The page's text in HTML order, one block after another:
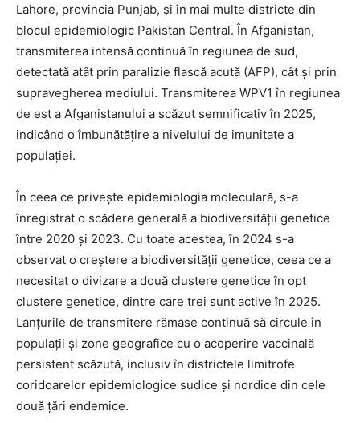
Lahore, provincia Punjab, și în mai multe districte din
blocul epidemiologic Pakistan Central. În Afganistan,
transmiterea intensă continuă în regiunea de sud,
detectată atât prin paralizie flască acută (AFP), cât și prin
supravegherea mediului. Transmiterea WPV1 în regiunea
de est a Afganistanului a scăzut semnificativ în 2025,
indicând o îmbunătățire a nivelului de imunitate a
populației.
În ceea ce privește epidemiologia moleculară, s-a
înregistrat o scădere generală a biodiversității genetice
între 2020 și 2023. Cu toate acestea, în 2024 s-a
observat o creștere a biodiversității genetice, ceea ce a
necesitat o divizare a două clustere genetice în opt
clustere genetice, dintre care trei sunt active în 2025.
Lanțurile de transmitere rămase continuă să circule în
populații și zone geografice cu o acoperire vaccinală
persistent scăzută, inclusiv în districtele limitrofe
coridoarelor epidemiologice sudice și nordice din cele
două țări endemice.